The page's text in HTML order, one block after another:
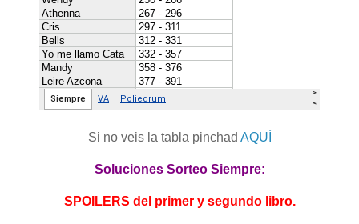
Si no veis la tabla pinchad AQUÍ
Soluciones Sorteo Siempre:
SPOILERS del primer y segundo libro.